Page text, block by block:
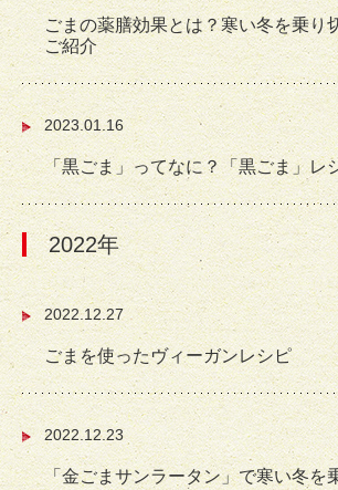
ごまの薬膳効果とは？寒い冬を乗り
ご紹介
2023.01.16
「黒ごま」ってなに？「黒ごま」レ
2022年
2022.12.27
ごまを使ったヴィーガンレシピ
2022.12.23
「金ごまサンラータン」で寒い冬を